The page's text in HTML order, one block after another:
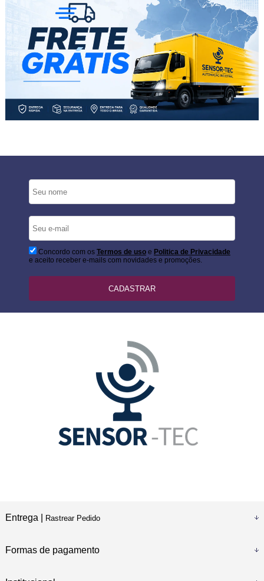
Concordo com os Termos de usoe Politica de Privacidade
e aceito receber e-mails com novidades e promoções.
CADASTRAR
Entrega | Rastrear Pedido
Formas de pagamento